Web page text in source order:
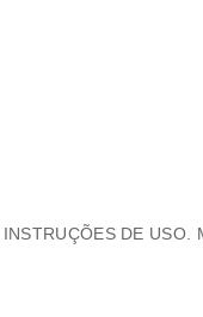
DE USO.